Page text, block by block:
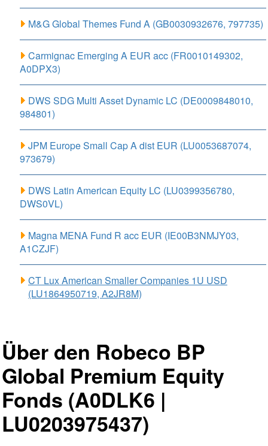
M&G Global Themes Fund A (GB0030932676, 797735)
Carmignac Emerging A EUR acc (FR0010149302,
A0DPX3)
DWS SDG Multi Asset Dynamic LC (DE0009848010,
984801)
JPM Europe Small Cap A dist EUR (LU0053687074,
973679)
DWS Latin American Equity LC (LU0399356780,
DWS0VL)
Magna MENA Fund R acc EUR (IE00B3NMJY03,
A1CZJF)
CT Lux American Smaller Companies 1U USD
(LU1864950719, A2JR8M)
Über den Robeco BP
Global Premium Equity
Fonds (A0DLK6 |
LU0203975437)